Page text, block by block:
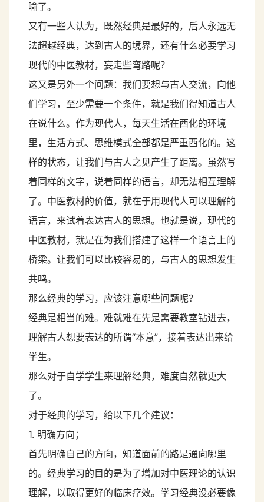
喻了。
又有一些人认为，既然经典是最好的，后人永远无
法超越经典，达到古人的境界，还有什么必要学习
现代的中医教材，妄走些弯路呢？
这又是另外一个问题：我们要想与古人交流，向他
们学习，至少需要一个条件，就是我们得知道古人
在说什么。作为现代人，每天生活在西化的环境
里，生活方式、思维模式全部都是严重西化的。这
样的状态，让我们与古人之见产生了距离。虽然写
着同样的文字，说着同样的语言，却无法相互理解
了。中医教材的价值，就在于用现代人可以理解的
语言，来试着表达古人的思想。也就是说，现代的
中医教材，就是在为我们搭建了这样一个语言上的
桥梁。让我们可以比较容易的，与古人的思想发生
共鸣。
那么经典的学习，应该注意哪些问题呢？
经典是相当的难。难就难在先是需要教室钻进去，
理解古人想要表达的所谓“本意”，接着表达出来给
学生。
那么对于自学学生来理解经典，难度自然就更大
了。
对于经典的学习，给以下几个建议：
1. 明确方向；
首先明确自己的方向，知道面前的路是通向哪里
的。经典学习的目的是为了增加对中医理论的认识
理解，以取得更好的临床疗效。学习经典没必要像